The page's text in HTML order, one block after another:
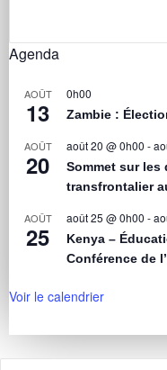
Agenda
AOÛT
13
0h00
Zambie :
AOÛT
20
août 20 @ 0h00 -
Sommet sur les
transfrontalier
AOÛT
25
août 25 @ 0h00 -
Kenya –
Conférence de
Voir le calendrier